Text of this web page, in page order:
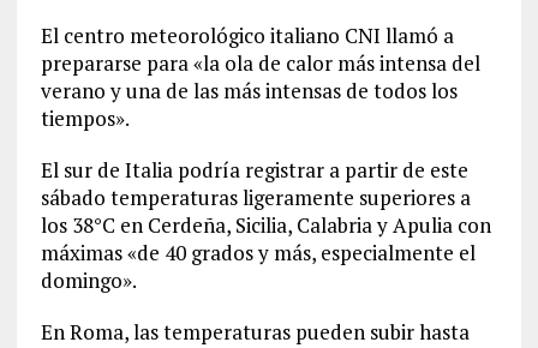
El centro meteorológico italiano CNI llamó a
prepararse para «la ola de calor más intensa del
verano y una de las más intensas de todos los
tiempos».
El sur de Italia podría registrar a partir de este
sábado temperaturas ligeramente superiores a
los 38°C en Cerdeña, Sicilia, Calabria y Apulia con
máximas «de 40 grados y más, especialmente el
domingo».
En Roma, las temperaturas pueden subir hasta